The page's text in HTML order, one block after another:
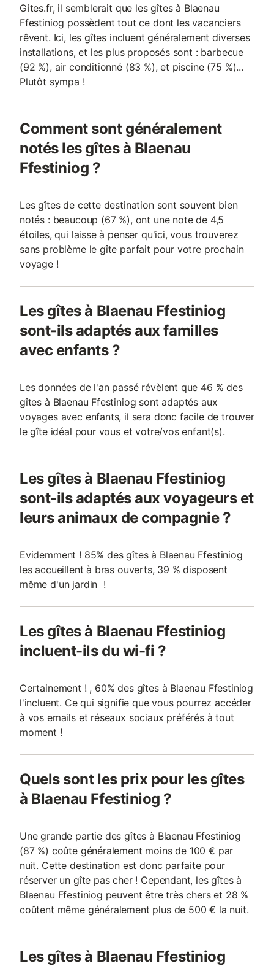
Gites.fr, il semblerait que les gîtes à Blaenau
Ffestiniog possèdent tout ce dont les vacanciers
rêvent. Ici, les gîtes incluent généralement diverses
installations, et les plus proposés sont : barbecue
(92 %), air conditionné (83 %), et piscine (75 %)...
Plutôt sympa !
Comment sont généralement
notés les gîtes à Blaenau
Ffestiniog ?
Les gîtes de cette destination sont souvent bien
notés : beaucoup (67 %), ont une note de 4,5
étoiles, qui laisse à penser qu'ici, vous trouverez
sans problème le gîte parfait pour votre prochain
voyage !
Les gîtes à Blaenau Ffestiniog
sont-ils adaptés aux familles
avec enfants ?
Les données de l'an passé révèlent que 46 % des
gîtes à Blaenau Ffestiniog sont adaptés aux
voyages avec enfants, il sera donc facile de trouver
le gîte idéal pour vous et votre/vos enfant(s).
Les gîtes à Blaenau Ffestiniog
sont-ils adaptés aux voyageurs et
leurs animaux de compagnie ?
Evidemment ! 85% des gîtes à Blaenau Ffestiniog
les accueillent à bras ouverts, 39 % disposent
même d'un jardin !
Les gîtes à Blaenau Ffestiniog
incluent-ils du wi-fi ?
Certainement ! , 60% des gîtes à Blaenau Ffestiniog
l'incluent. Ce qui signifie que vous pourrez accéder
à vos emails et réseaux sociaux préférés à tout
moment !
Quels sont les prix pour les gîtes
à Blaenau Ffestiniog ?
Une grande partie des gîtes à Blaenau Ffestiniog
(87 %) coûte généralement moins de 100 € par
nuit. Cette destination est donc parfaite pour
réserver un gîte pas cher ! Cependant, les gîtes à
Blaenau Ffestiniog peuvent être très chers et 28 %
coûtent même généralement plus de 500 € la nuit.
Les gîtes à Blaenau Ffestiniog